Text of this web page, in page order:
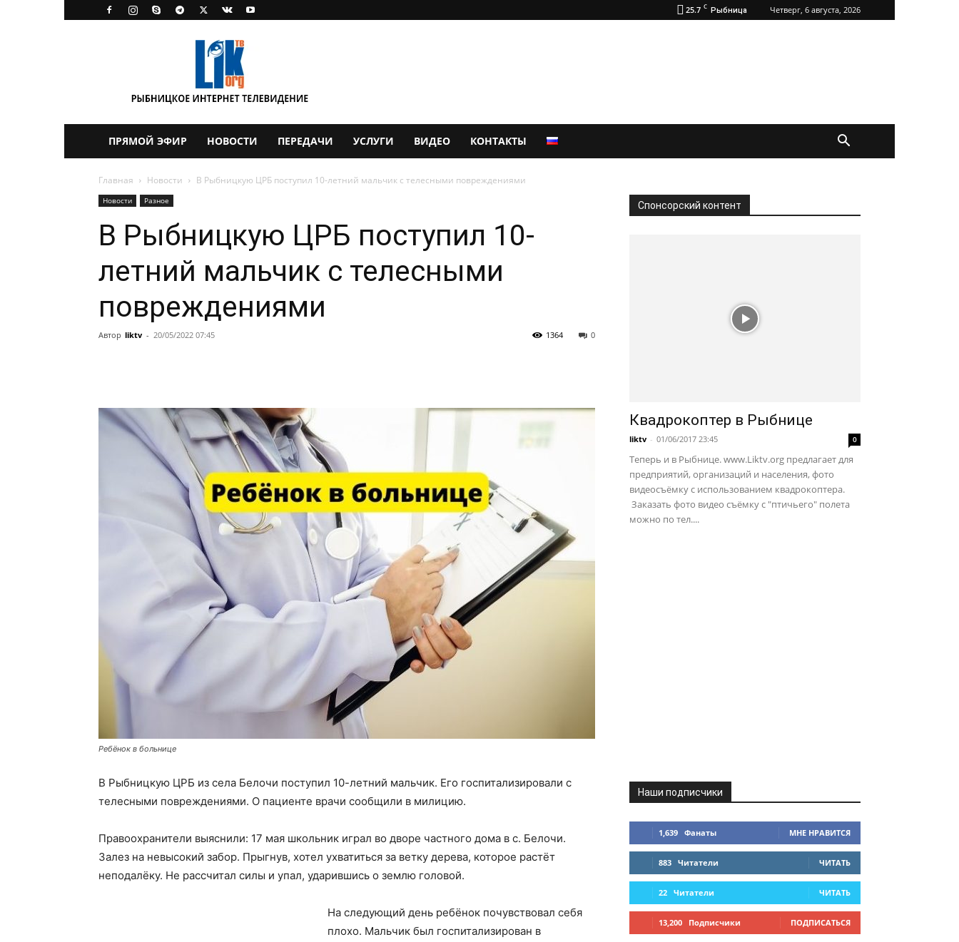
25.7 C Рыбница Четверг, 6 августа, 2026
ПРЯМОЙ ЭФИР НОВОСТИ ПЕРЕДАЧИ УСЛУГИ ВИДЕО КОНТАКТЫ
Главная Новости В Рыбницкую ЦРБ поступил 10-летний мальчик с телесными повреждениями
Новости Разное
В Рыбницкую ЦРБ поступил 10-
летний мальчик с телесными
повреждениями
Автор liktv - 20/05/2022 07:45 0
1364
Ребёнок в больнице
В Рыбницкую ЦРБ из села Белочи поступил 10-летний мальчик. Его госпитализировали с
телесными повреждениями. О пациенте врачи сообщили в милицию.
Правоохранители выяснили: 17 мая школьник играл во дворе частного дома в с. Белочи.
Залез на невысокий забор. Прыгнув, хотел ухватиться за ветку дерева, которое растёт
неподалёку. Не рассчитал силы и упал, ударившись о землю головой.
На следующий день ребёнок почувствовал себя
плохо. Мальчик был госпитализирован в
Спонсорский контент
Квадрокоптер в Рыбнице
liktv - 01/06/2017 23:45 0
Теперь и в Рыбнице. www.Liktv.org предлагает для
предприятий, организаций и населения, фото
видеосъёмку с использованием квадрокоптера.
Заказать фото видео съёмку с "птичьего" полета
можно по тел....
Наши подписчики
1,639 Фанаты МНЕ НРАВИТСЯ
883 Читатели ЧИТАТЬ
22 Читатели ЧИТАТЬ
13,200 Подписчики ПОДПИСАТЬСЯ